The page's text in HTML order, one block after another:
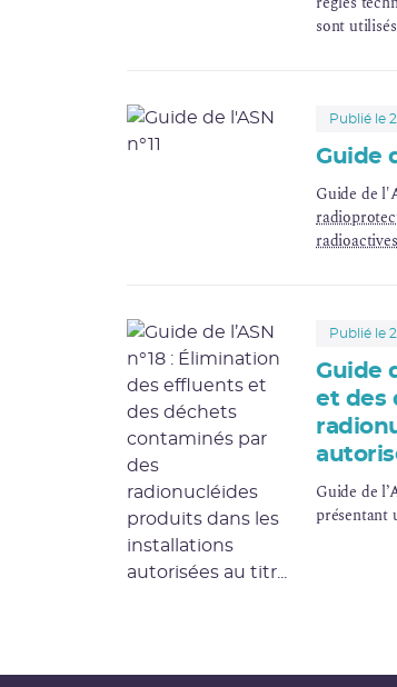
sont
Publié le
Guide
Guide de
radioactives
Publié le
Guide
et des
Guide de
présentant